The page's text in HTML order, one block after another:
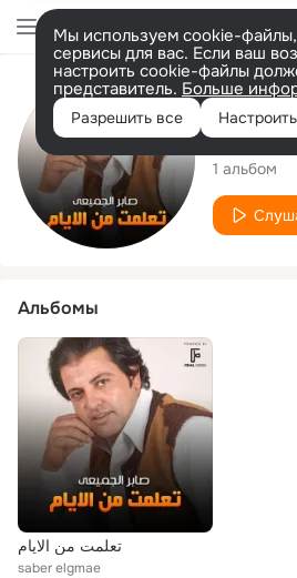
Мы используем cookie-
сервисы для вас. Если ваш
настроить cookie-файлы
представитель. Больше
Разрешить все Настроить
saber
1 альбом
Альбомы
تعلمت من الايام
saber elgmae